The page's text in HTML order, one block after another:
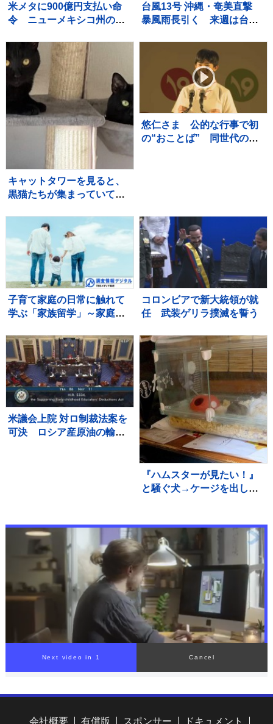
米メタに900億円支払い命
令 ニューメキシコ州の裁
台風13号 沖縄・奄美直撃
暴風雨長引く 来週は台風
3週間連続の猛暑日か
キャットタワーを見ると、
黒猫たちが集まっていて…
『素敵すぎる瞬間』に２万
いいね「圧巻」「かわいす
ぎる影分身」
悠仁さま 公的な行事で初
の“おことば” 同世代の参
子育て家庭の日常に触れて
学ぶ「家族留学」～家庭を
世代に寄り添う取り組み～
【調査情報デジタル】
コロンビアで新大統領が就
任 武装ゲリラ撲滅を誓う
米議会上院 対ロ制裁法案を
可決 ロシア産原油の輸入
『ハムスターが見たい！』
と騒ぐ犬→ケージを出して
光景に反響「なんて尊い
の」「姿勢がｗ」
会社概要 有償版 スポンサー ドキュメント